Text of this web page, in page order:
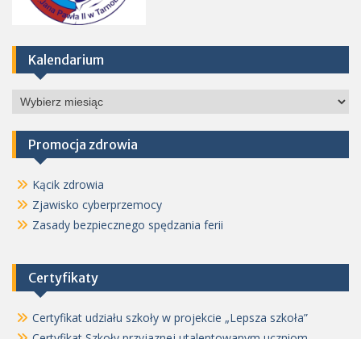
Kalendarium
Kalendarium
Promocja zdrowia
Kącik zdrowia
Zjawisko cyberprzemocy
Zasady bezpiecznego spędzania ferii
Certyfikaty
Certyfikat udziału szkoły w projekcie „Lepsza szkoła”